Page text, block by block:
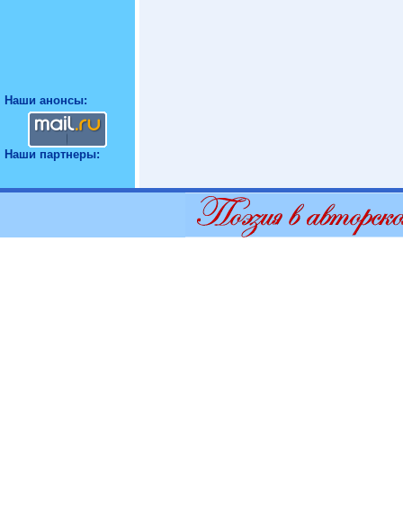
Наши анонсы:
Наши партнеры: